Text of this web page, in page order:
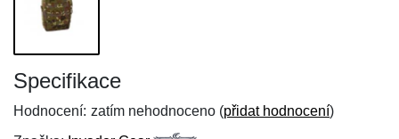
Specifikace
Hodnocení: zatím nehodnoceno (přidat hodnocení)